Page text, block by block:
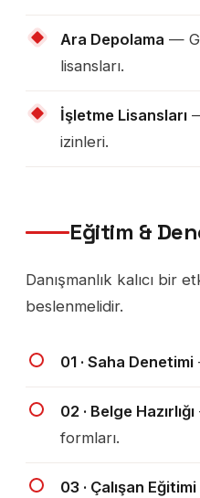
Ara Depolama —
lisansları.
İşletme Lisansları
izinleri.
Eğitim &
Danışmanlık kalıcı bir
beslenmelidir.
01 · Saha Denetimi
02 · Belge Hazırlığı
formları.
03 · Çalışan Eğitimi